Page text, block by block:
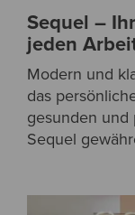
Sequel –
jeden
Modern und
das
gesunden und
Sequel